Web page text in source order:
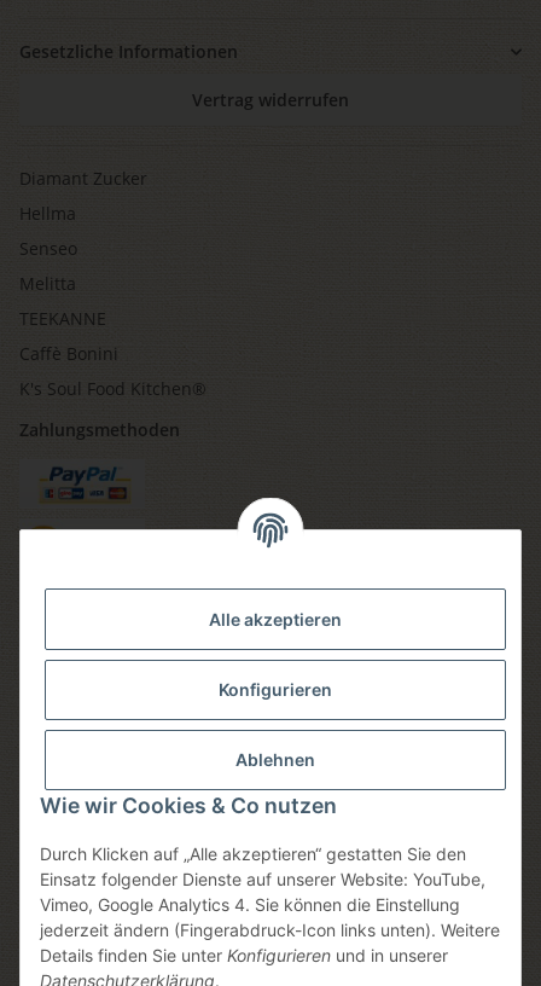
Alle akzeptieren
Konfigurieren
Ablehnen
Wie wir Cookies & Co nutzen
Durch Klicken auf „Alle akzeptieren“ gestatten Sie den
Einsatz folgender Dienste auf unserer Website: YouTube,
Vimeo, Google Analytics 4. Sie können die Einstellung
jederzeit ändern (Fingerabdruck-Icon links unten). Weitere
Details finden Sie unter Konfigurieren und in unserer
Datenschutzerklärung.
Gesetzliche Informationen
Vertrag widerrufen
Diamant Zucker
Hellma
Senseo
Melitta
TEEKANNE
Caffè Bonini
K's Soul Food Kitchen®
Zahlungsmethoden
Versandmethoden
Sicheres einkaufen